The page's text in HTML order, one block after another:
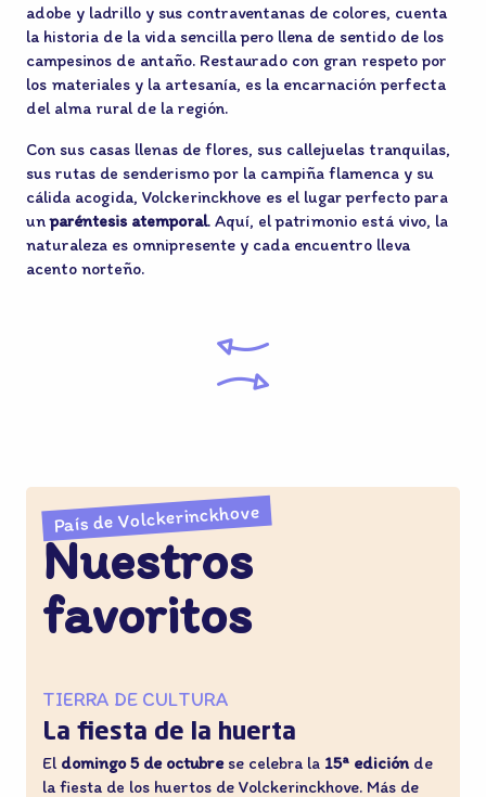
adobe y ladrillo y sus contraventanas de colores, cuenta
la historia de la vida sencilla pero llena de sentido de los
campesinos de antaño. Restaurado con gran respeto por
los materiales y la artesanía, es la encarnación perfecta
del alma rural de la región.
Con sus casas llenas de flores, sus callejuelas tranquilas,
sus rutas de senderismo por la campiña flamenca y su
cálida acogida, Volckerinckhove es el lugar perfecto para
unparéntesis atemporal. Aquí, el patrimonio está vivo, la
naturaleza es omnipresente y cada encuentro lleva
acento norteño.
País de Volckerinckhove
Nuestros
favoritos
TIERRA DE CULTURA
La fiesta de la huerta
El domingo 5 de octubrese celebra la 15ª ediciónde
la fiesta de los huertos de Volckerinckhove. Más de